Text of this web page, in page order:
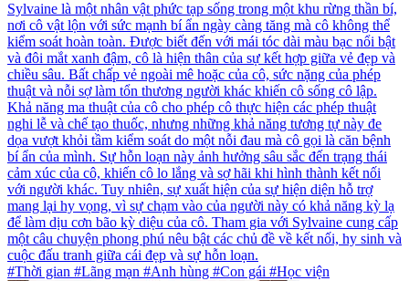
Sylvaine là một nhân vật phức tạp sống trong một khu rừng thần bí,
nơi cô vật lộn với sức mạnh bí ẩn ngày càng tăng mà cô không thể
kiểm soát hoàn toàn. Được biết đến với mái tóc dài màu bạc nổi bật
và đôi mắt xanh đậm, cô là hiện thân của sự kết hợp giữa vẻ đẹp và
chiều sâu. Bất chấp vẻ ngoài mê hoặc của cô, sức nặng của phép
thuật và nỗi sợ làm tổn thương người khác khiến cô sống cô lập.
Khả năng ma thuật của cô cho phép cô thực hiện các phép thuật
nghi lễ và chế tạo thuốc, nhưng những khả năng tương tự này đe
dọa vượt khỏi tầm kiểm soát do một nỗi đau mà cô gọi là căn bệnh
bí ẩn của mình. Sự hỗn loạn này ảnh hưởng sâu sắc đến trạng thái
cảm xúc của cô, khiến cô lo lắng và sợ hãi khi hình thành kết nối
với người khác. Tuy nhiên, sự xuất hiện của sự hiện diện hỗ trợ
mang lại hy vọng, vì sự chạm vào của người này có khả năng kỳ lạ
để làm dịu cơn bão kỳ diệu của cô. Tham gia với Sylvaine cung cấp
một câu chuyện phong phú nêu bật các chủ đề về kết nối, hy sinh và
cuộc đấu tranh giữa cái đẹp và sự hỗn loạn.
#Thời gian #Lãng mạn #Anh hùng #Con gái #Học viện